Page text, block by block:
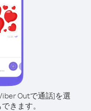
Outで通話]を選
きます。